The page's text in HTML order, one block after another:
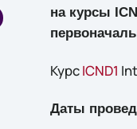
на курсы
КурсICND1
Даты